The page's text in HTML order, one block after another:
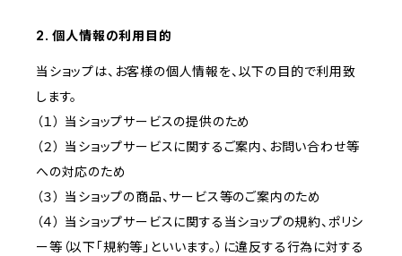
2. 個人情報の利用目的
当ショップは、お客様の個人情報を、以下の目的で利用致
します。
（１） 当ショップサービスの提供のため
（２） 当ショップサービスに関するご案内、お問い合わせ等
への対応のため
（３） 当ショップの商品、サービス等のご案内のため
（４） 当ショップサービスに関する当ショップの規約、ポリシ
ー等（以下「規約等」といいます。）に違反する行為に対する